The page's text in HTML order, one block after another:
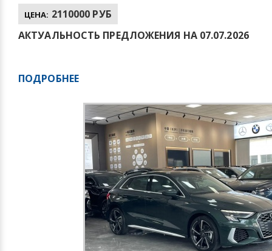
ЦЕНА: 2110000 РУБ
АКТУАЛЬНОСТЬ ПРЕДЛОЖЕНИЯ НА 07.07.2026
ПОДРОБНЕЕ